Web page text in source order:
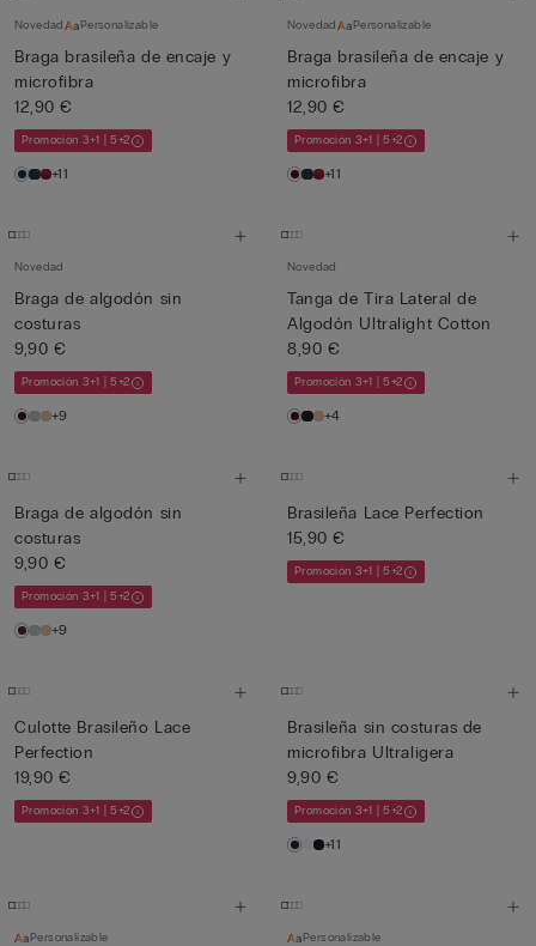
Novedad Personalizable
Braga brasileña de encaje y
microfibra
12,90 €
Promoción 3+1 | 5+2
+11
Novedad Personalizable
Braga brasileña de encaje y
microfibra
12,90 €
Promoción 3+1 | 5+2
+11
Novedad
Braga de algodón sin
costuras
9,90 €
Promoción 3+1 | 5+2
+9
Novedad
Tanga de Tira Lateral de
Algodón Ultralight Cotton
8,90 €
Promoción 3+1 | 5+2
+4
Braga de algodón sin
costuras
9,90 €
Promoción 3+1 | 5+2
+9
Brasileña Lace Perfection
15,90 €
Promoción 3+1 | 5+2
Culotte Brasileño Lace
Perfection
19,90 €
Promoción 3+1 | 5+2
Brasileña sin costuras de
microfibra Ultraligera
9,90 €
Promoción 3+1 | 5+2
+11
Personalizable Personalizable